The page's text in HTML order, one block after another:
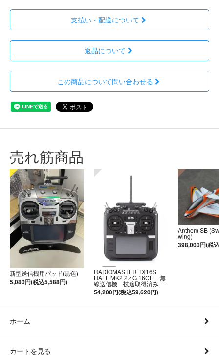
支払い・配送について
返品について
この商品について問い合わせる
売れ筋商品
新型送信機用パッド(黒色)
5,080円(税込5,588円)
RADIOMASTER TX16S
HALL MK2 2.4G 16CH 無
線送信機 技適取得済み
54,200円(税込59,620円)
Anthem SB
wing)
398,000円(税
ホーム
カートを見る